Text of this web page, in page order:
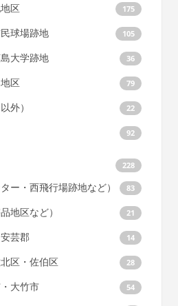
区 175
球場跡地 105
大学跡地 36
区 79
外） 22
92
228
ー・西飛行場跡地など） 83
地区など） 21
芸郡 14
区・佐伯区 28
大竹市 54